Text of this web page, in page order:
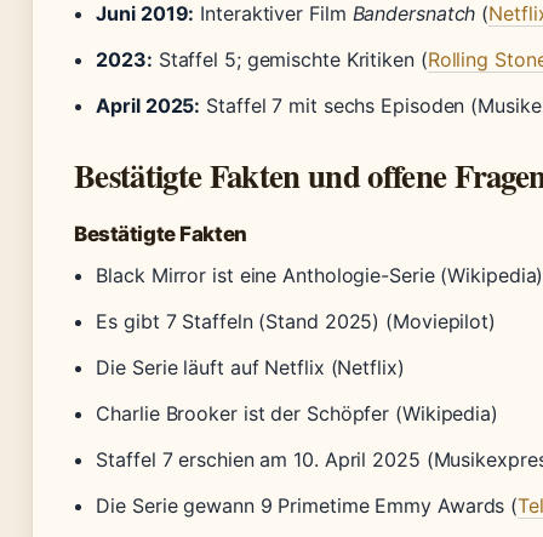
Juni 2019: Interaktiver Film Bandersnatch (
2023: Staffel 5; gemischte Kritiken (Rolling
April 2025: Staffel 7 mit sechs Episoden
Bestätigte Fakten und offene
Bestätigte Fakten
Black Mirror ist eine Anthologie-Serie (Wikipedia)
Es gibt 7 Staffeln (Stand 2025) (Moviepilot)
Die Serie läuft auf Netflix (Netflix)
Charlie Brooker ist der Schöpfer (Wikipedia)
Staffel 7 erschien am 10. April 2025
Die Serie gewann 9 Primetime Emmy Awards (